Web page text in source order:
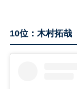
10位：木村拓哉